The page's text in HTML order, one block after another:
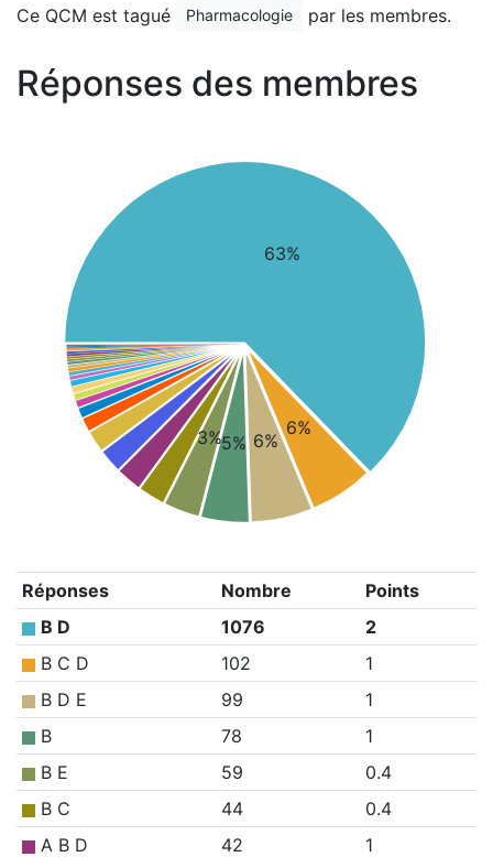
Ce QCM est tagué Pharmacologie par les membres.
Réponses des membres
63%
6%
6%
5%
3%
Réponses Nombre
Points
B D
1076
2
B C D
102
1
B D E
99
1
B
78
1
B E
59
0.4
B C
44
0.4
A B D
42
1